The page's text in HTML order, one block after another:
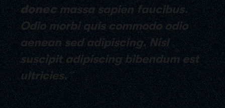
donec massa sapien faucibus.
Odio morbi quis commodo odio
aenean sed adipiscing. Nisl
suscipit adipiscing bibendum est
ultricies.˝